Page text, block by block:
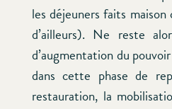
les déjeuners faits maison
d’ailleurs). Ne reste
d’augmentation du
dans cette phase de
restauration, la